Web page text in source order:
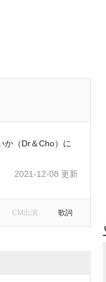
か（Dr＆Cho）に
2021-12-08 更新
CM出演 歌詞